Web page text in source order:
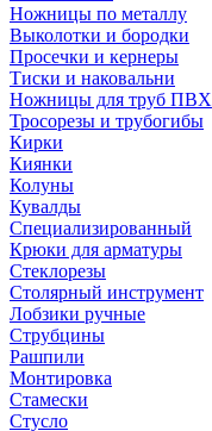
Ножницы по металлу
Выколотки и бородки
Просечки и кернеры
Тиски и наковальни
Ножницы для труб ПВХ
Тросорезы и трубогибы
Кирки
Киянки
Колуны
Кувалды
Специализированный
Крюки для арматуры
Стеклорезы
Столярный инструмент
Лобзики ручные
Струбцины
Рашпили
Монтировка
Стамески
Стусло